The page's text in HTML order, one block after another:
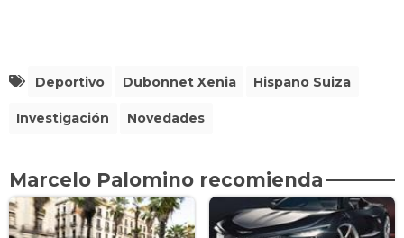
Deportivo Dubonnet Xenia Hispano Suiza
Investigación Novedades
Marcelo Palomino recomienda